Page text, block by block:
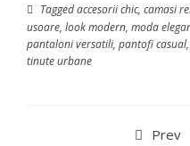
Taggedaccesorii chic, camasi
usoare, look modern, moda
pantaloni versatili, pantofi casual,
tinute urbane
Prev